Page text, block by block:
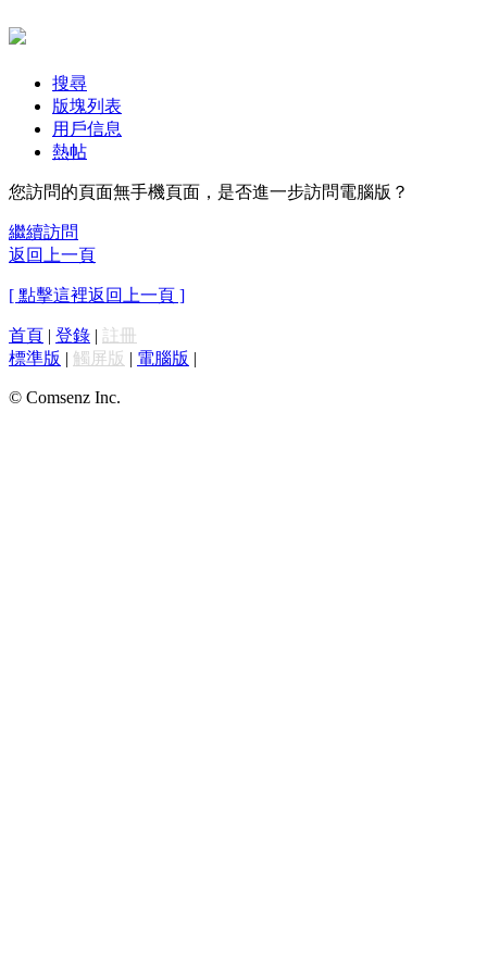
搜尋
版塊列表
用戶信息
熱帖
您訪問的頁面無手機頁面，是否進一步訪問電腦版？
繼續訪問
返回上一頁
[ 點擊這裡返回上一頁 ]
首頁 | 登錄 | 註冊
標準版 | 觸屏版 | 電腦版 |
© Comsenz Inc.